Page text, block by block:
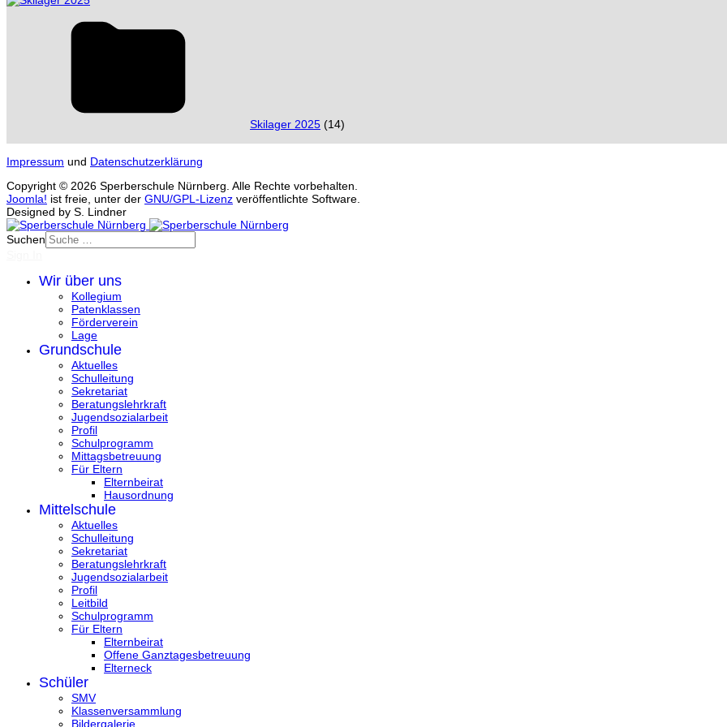
Skilager 2025 (14)
Impressum und Datenschutzerklärung
Copyright © 2026 Sperberschule Nürnberg. Alle Rechte vorbehalten.
Joomla! ist freie, unter der GNU/GPL-Lizenz veröffentlichte Software.
Designed by S. Lindner
Suchen
Wir über uns
Kollegium
Patenklassen
Förderverein
Lage
Grundschule
Aktuelles
Schulleitung
Sekretariat
Beratungslehrkraft
Jugendsozialarbeit
Profil
Schulprogramm
Mittagsbetreuung
Für Eltern
Elternbeirat
Hausordnung
Mittelschule
Aktuelles
Schulleitung
Sekretariat
Beratungslehrkraft
Jugendsozialarbeit
Profil
Leitbild
Schulprogramm
Für Eltern
Elternbeirat
Offene Ganztagesbetreuung
Elterneck
Schüler
SMV
Klassenversammlung
Bildergalerie